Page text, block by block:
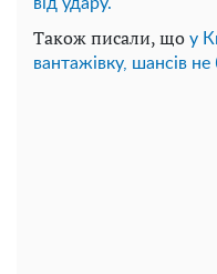
Також писали, що у
вантажівку, шансів не